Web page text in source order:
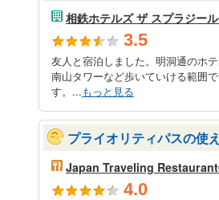
相鉄ホテルズ ザ スプラジー
3.5
友人と宿泊しました。明洞通のホ
南山タワーなど歩いていける範囲
す。...もっと見る
プライオリティパスの使
Japan Traveling
4.0